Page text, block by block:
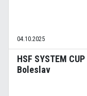
04.10.2025
HSF SYSTEM
Boleslav